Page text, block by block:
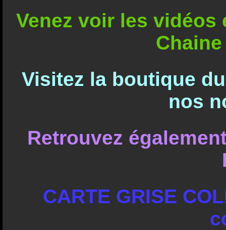
Venez voir les
Visitez la boutique
nos
Retrouvez
CARTE GRISE